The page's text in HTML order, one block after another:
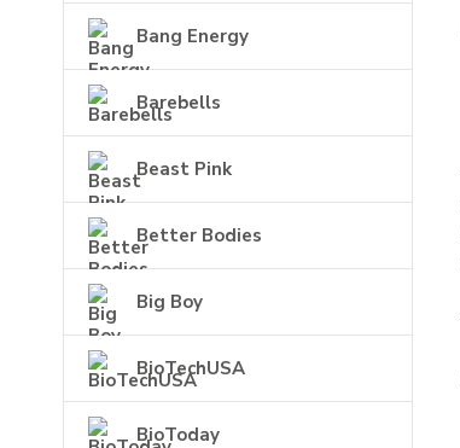
Bang Energy
Barebells
Beast Pink
Better Bodies
Big Boy
BioTechUSA
BioToday